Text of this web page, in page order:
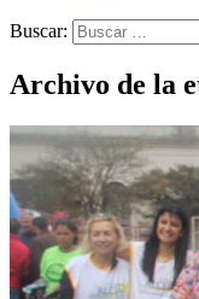
Buscar:
Archivo de la